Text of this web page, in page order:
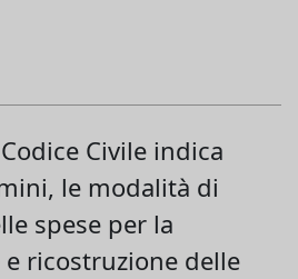
Civile indica
le modalità di
spese per la
ricostruzione delle